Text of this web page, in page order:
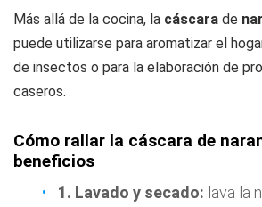
Más allá de la cocina, la cáscara de
puede utilizarse para aromatizar el
de insectos o para la elaboración de
caseros.
Cómo rallar la cáscara de
beneficios
1. Lavado y secado: lava la